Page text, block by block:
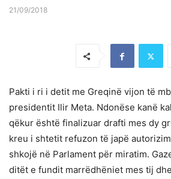
21/09/2018
Pakti i ri i detit me Greqinë vijon të
presidentit Ilir Meta. Ndonëse kanë
qëkur është finalizuar drafti mes dy
kreu i shtetit refuzon të japë
shkojë në Parlament për miratim.
ditët e fundit marrëdhëniet mes tij